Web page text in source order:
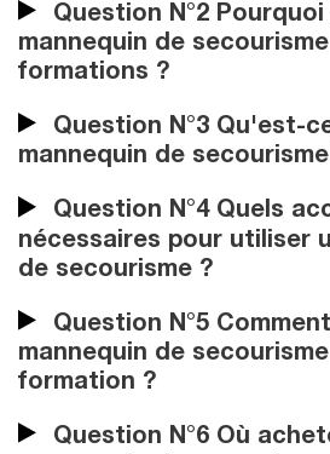
Question N°2
mannequin de
formations ?
Question N°3 Qu'est-
mannequin de
Question N°4 Quels
nécessaires pour utiliser
de secourisme ?
Question N°5
mannequin de
formation ?
Question N°6 Où